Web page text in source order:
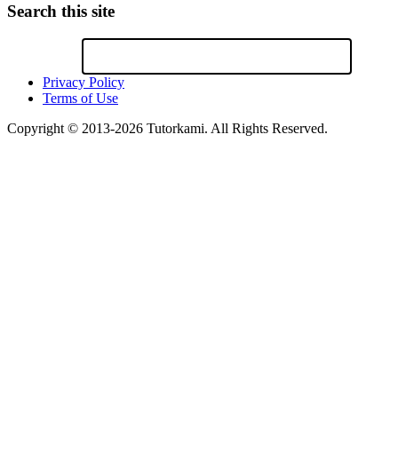
Search this site
Privacy Policy
Terms of Use
Copyright © 2013-2026 Tutorkami. All Rights Reserved.